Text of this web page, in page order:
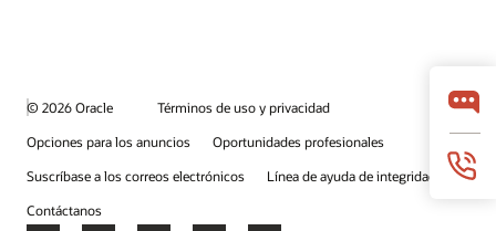
© 2026 Oracle
Términos de uso y privacidad
Opciones para los anuncios
Oportunidades profesionales
Suscríbase a los correos electrónicos
Línea de ayuda de integridad
Contáctanos